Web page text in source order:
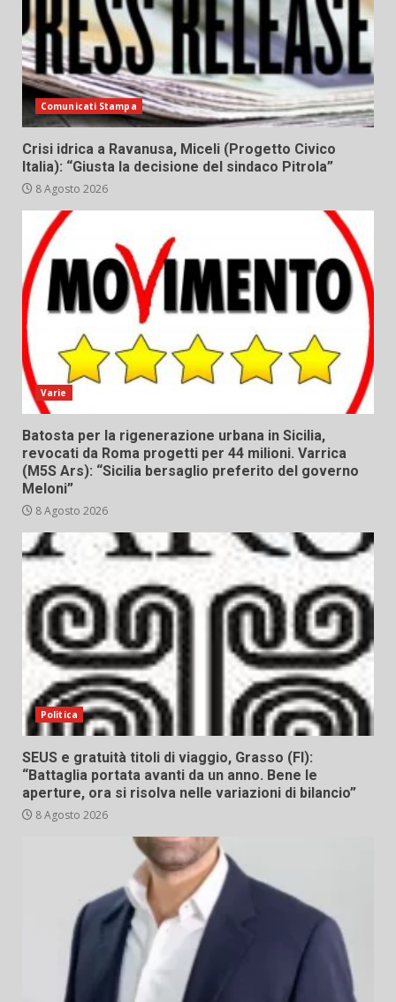
Comunicati Stampa
Crisi idrica a Ravanusa, Miceli (Progetto Civico
Italia): “Giusta la decisione del sindaco Pitrola”
8 Agosto 2026
Varie
Batosta per la rigenerazione urbana in Sicilia,
revocati da Roma progetti per 44 milioni. Varrica
(M5S Ars): “Sicilia bersaglio preferito del governo
Meloni”
8 Agosto 2026
Politica
SEUS e gratuità titoli di viaggio, Grasso (FI):
“Battaglia portata avanti da un anno. Bene le
aperture, ora si risolva nelle variazioni di bilancio”
8 Agosto 2026